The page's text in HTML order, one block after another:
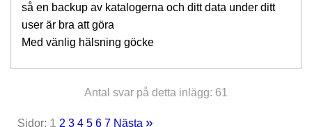
så en backup av katalogerna och ditt data under ditt
user är bra att göra
Med vänlig hälsning göcke
Antal svar på detta inlägg: 61
Sidor: 1 2 3 4 5 6 7 Nästa »